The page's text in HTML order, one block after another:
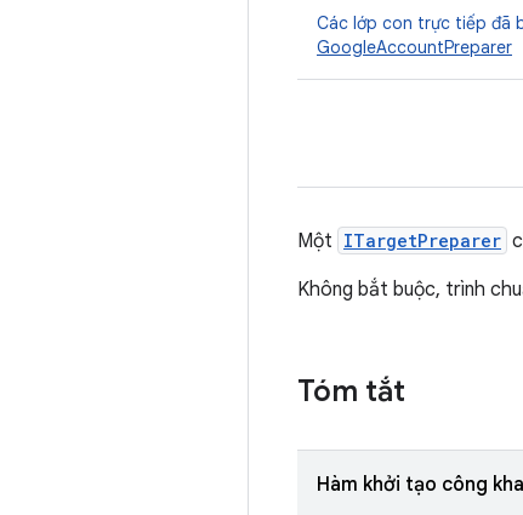
Các lớp con trực tiếp đã
GoogleAccountPreparer
Một ITargetPreparer
Không bắt buộc, trình
Tóm tắt
Hàm khởi tạo công